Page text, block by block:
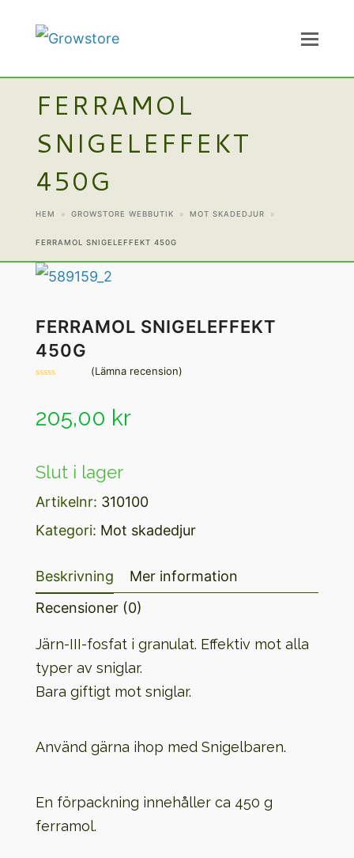
FERRAMOL
SNIGELEFFEKT
450G
HEM » GROWSTORE WEBBUTIK » MOT SKADEDJUR »
FERRAMOL SNIGELEFFEKT 450G
FERRAMOL SNIGELEFFEKT
450G
5
(Lämna recension)
205,00 kr
Slut i lager
Artikelnr: 310100
Kategori: Mot skadedjur
Beskrivning
Mer information
Recensioner (0)
Järn-III-fosfat i granulat. Effektiv mot alla
typer av sniglar.
Bara giftigt mot sniglar.
Använd gärna ihop med Snigelbaren.
En förpackning innehåller ca 450 g
ferramol.